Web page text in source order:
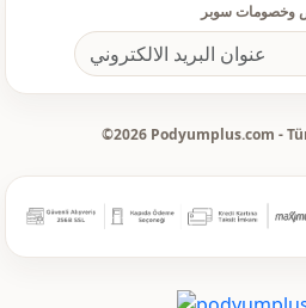
©2026 Podyumplus.com -